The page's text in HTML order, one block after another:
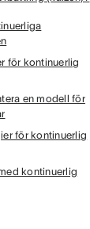
för kontinuerlig
en modell för
för kontinuerlig
kontinuerlig